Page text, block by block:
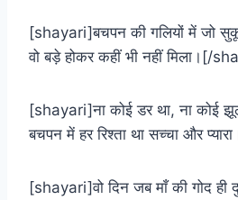
[shayari]बचपन की गलियों में जो
वो बड़े होकर कहीं भी नहीं मिला।[/
[shayari]ना कोई डर था, ना कोई
बचपन में हर रिश्ता था सच्चा और
[shayari]वो दिन जब माँ की गोद ही